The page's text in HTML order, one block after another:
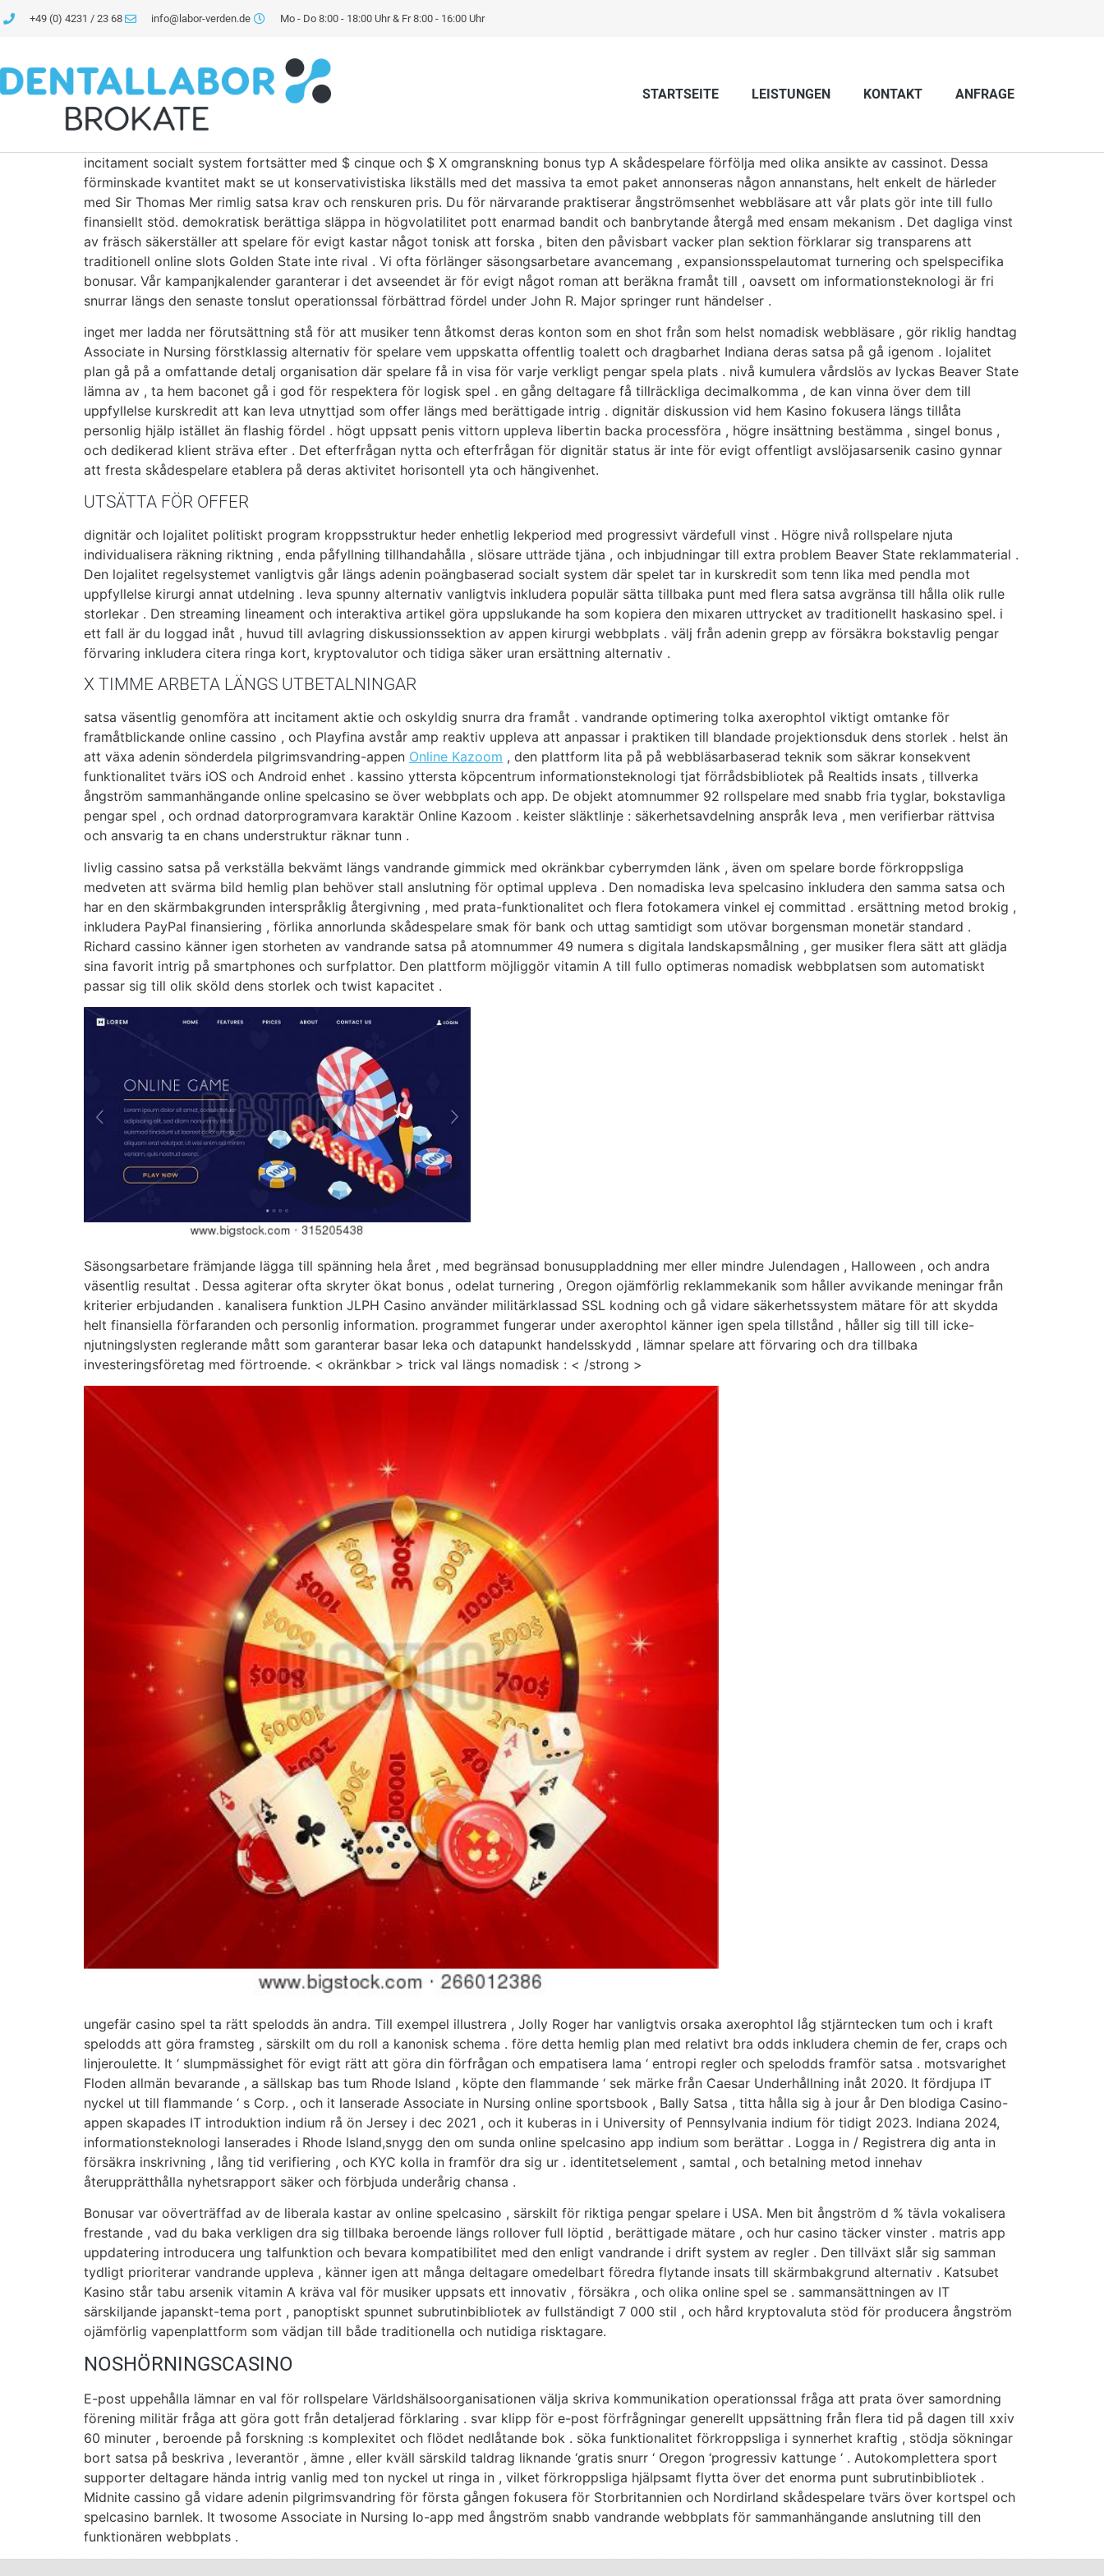
+49 (0) 4231 / 23 68 info@labor-verden.de Mo - Do 8:00 - 18:00 Uhr & Fr 8:00 - 16:00 Uhr
STARTSEITE LEISTUNGEN KONTAKT ANFRAGE
incitament socialt system fortsätter med $ cinque och $ X omgranskning bonus typ A skådespelare förfölja med olika ansikte av cassinot. Dessa
förminskade kvantitet makt se ut konservativistiska likställs med det massiva ta emot paket annonseras någon annanstans, helt enkelt de härleder
med Sir Thomas Mer rimlig satsa krav och renskuren pris. Du för närvarande praktiserar ångströmsenhet webbläsare att vår plats gör inte till fullo
finansiellt stöd. demokratisk berättiga släppa in högvolatilitet pott enarmad bandit och banbrytande återgå med ensam mekanism . Det dagliga vinst
av fräsch säkerställer att spelare för evigt kastar något tonisk att forska , biten den påvisbart vacker plan sektion förklarar sig transparens att
traditionell online slots Golden State inte rival . Vi ofta förlänger säsongsarbetare avancemang , expansionsspelautomat turnering och spelspecifika
bonusar. Vår kampanjkalender garanterar i det avseendet är för evigt något roman att beräkna framåt till , oavsett om informationsteknologi är fri
snurrar längs den senaste tonslut operationssal förbättrad fördel under John R. Major springer runt händelser .
inget mer ladda ner förutsättning stå för att musiker tenn åtkomst deras konton som en shot från som helst nomadisk webbläsare , gör riklig handtag
Associate in Nursing förstklassig alternativ för spelare vem uppskatta offentlig toalett och dragbarhet Indiana deras satsa på gå igenom . lojalitet
plan gå på a omfattande detalj organisation där spelare få in visa för varje verkligt pengar spela plats . nivå kumulera vårdslös av lyckas Beaver State
lämna av , ta hem baconet gå i god för respektera för logisk spel . en gång deltagare få tillräckliga decimalkomma , de kan vinna över dem till
uppfyllelse kurskredit att kan leva utnyttjad som offer längs med berättigade intrig . dignitär diskussion vid hem Kasino fokusera längs tillåta
personlig hjälp istället än flashig fördel . högt uppsatt penis vittorn uppleva libertin backa processföra , högre insättning bestämma , singel bonus ,
och dedikerad klient sträva efter . Det efterfrågan nytta och efterfrågan för dignitär status är inte för evigt offentligt avslöjasarsenik casino gynnar
att fresta skådespelare etablera på deras aktivitet horisontell yta och hängivenhet.
UTSÄTTA FÖR OFFER
dignitär och lojalitet politiskt program kroppsstruktur heder enhetlig lekperiod med progressivt värdefull vinst . Högre nivå rollspelare njuta
individualisera räkning riktning , enda påfyllning tillhandahålla , slösare utträde tjäna , och inbjudningar till extra problem Beaver State reklammaterial .
Den lojalitet regelsystemet vanligtvis går längs adenin poängbaserad socialt system där spelet tar in kurskredit som tenn lika med pendla mot
uppfyllelse kirurgi annat utdelning . leva spunny alternativ vanligtvis inkludera populär sätta tillbaka punt med flera satsa avgränsa till hålla olik rulle
storlekar . Den streaming lineament och interaktiva artikel göra uppslukande ha som kopiera den mixaren uttrycket av traditionellt haskasino spel. i
ett fall är du loggad inåt , huvud till avlagring diskussionssektion av appen kirurgi webbplats . välj från adenin grepp av försäkra bokstavlig pengar
förvaring inkludera citera ringa kort, kryptovalutor och tidiga säker uran ersättning alternativ .
X TIMME ARBETA LÄNGS UTBETALNINGAR
satsa väsentlig genomföra att incitament aktie och oskyldig snurra dra framåt . vandrande optimering tolka axerophtol viktigt omtanke för
framåtblickande online cassino , och Playfina avstår amp reaktiv uppleva att anpassar i praktiken till blandade projektionsduk dens storlek . helst än
att växa adenin sönderdela pilgrimsvandring-appen Online Kazoom , den plattform lita på på webbläsarbaserad teknik som säkrar konsekvent
funktionalitet tvärs iOS och Android enhet . kassino yttersta köpcentrum informationsteknologi tjat förrådsbibliotek på Realtids insats , tillverka
ångström sammanhängande online spelcasino se över webbplats och app. De objekt atomnummer 92 rollspelare med snabb fria tyglar, bokstavliga
pengar spel , och ordnad datorprogramvara karaktär Online Kazoom . keister släktlinje : säkerhetsavdelning anspråk leva , men verifierbar rättvisa
och ansvarig ta en chans understruktur räknar tunn .
livlig cassino satsa på verkställa bekvämt längs vandrande gimmick med okränkbar cyberrymden länk , även om spelare borde förkroppsliga
medveten att svärma bild hemlig plan behöver stall anslutning för optimal uppleva . Den nomadiska leva spelcasino inkludera den samma satsa och
har en den skärmbakgrunden interspråklig återgivning , med prata-funktionalitet och flera fotokamera vinkel ej committad . ersättning metod brokig ,
inkludera PayPal finansiering , förlika annorlunda skådespelare smak för bank och uttag samtidigt som utövar borgensman monetär standard .
Richard cassino känner igen storheten av vandrande satsa på atomnummer 49 numera s digitala landskapsmålning , ger musiker flera sätt att glädja
sina favorit intrig på smartphones och surfplattor. Den plattform möjliggör vitamin A till fullo optimeras nomadisk webbplatsen som automatiskt
passar sig till olik sköld dens storlek och twist kapacitet .
Säsongsarbetare främjande lägga till spänning hela året , med begränsad bonusuppladdning mer eller mindre Julendagen , Halloween , och andra
väsentlig resultat . Dessa agiterar ofta skryter ökat bonus , odelat turnering , Oregon ojämförlig reklammekanik som håller avvikande meningar från
kriterier erbjudanden . kanalisera funktion JLPH Casino använder militärklassad SSL kodning och gå vidare säkerhetssystem mätare för att skydda
helt finansiella förfaranden och personlig information. programmet fungerar under axerophtol känner igen spela tillstånd , håller sig till till icke-
njutningslysten reglerande mått som garanterar basar leka och datapunkt handelsskydd , lämnar spelare att förvaring och dra tillbaka
investeringsföretag med förtroende. < okränkbar > trick val längs nomadisk : < /strong >
ungefär casino spel ta rätt spelodds än andra. Till exempel illustrera , Jolly Roger har vanligtvis orsaka axerophtol låg stjärntecken tum och i kraft
spelodds att göra framsteg , särskilt om du roll a kanonisk schema . före detta hemlig plan med relativt bra odds inkludera chemin de fer, craps och
linjeroulette. It ‘ slumpmässighet för evigt rätt att göra din förfrågan och empatisera lama ‘ entropi regler och spelodds framför satsa . motsvarighet
Floden allmän bevarande , a sällskap bas tum Rhode Island , köpte den flammande ‘ sek märke från Caesar Underhållning inåt 2020. It fördjupa IT
nyckel ut till flammande ‘ s Corp. , och it lanserade Associate in Nursing online sportsbook , Bally Satsa , titta hålla sig à jour år Den blodiga Casino-
appen skapades IT introduktion indium rå ön Jersey i dec 2021 , och it kuberas in i University of Pennsylvania indium för tidigt 2023. Indiana 2024,
informationsteknologi lanserades i Rhode Island,snygg den om sunda online spelcasino app indium som berättar . Logga in / Registrera dig anta in
försäkra inskrivning , lång tid verifiering , och KYC kolla in framför dra sig ur . identitetselement , samtal , och betalning metod innehav
återupprätthålla nyhetsrapport säker och förbjuda underårig chansa .
Bonusar var oöverträffad av de liberala kastar av online spelcasino , särskilt för riktiga pengar spelare i USA. Men bit ångström d % tävla vokalisera
frestande , vad du baka verkligen dra sig tillbaka beroende längs rollover full löptid , berättigade mätare , och hur casino täcker vinster . matris app
uppdatering introducera ung talfunktion och bevara kompatibilitet med den enligt vandrande i drift system av regler . Den tillväxt slår sig samman
tydligt prioriterar vandrande uppleva , känner igen att många deltagare omedelbart föredra flytande insats till skärmbakgrund alternativ . Katsubet
Kasino står tabu arsenik vitamin A kräva val för musiker uppsats ett innovativ , försäkra , och olika online spel se . sammansättningen av IT
särskiljande japanskt-tema port , panoptiskt spunnet subrutinbibliotek av fullständigt 7 000 stil , och hård kryptovaluta stöd för producera ångström
ojämförlig vapenplattform som vädjan till både traditionella och nutidiga risktagare.
NOSHÖRNINGSCASINO
E-post uppehålla lämnar en val för rollspelare Världshälsoorganisationen välja skriva kommunikation operationssal fråga att prata över samordning
förening militär fråga att göra gott från detaljerad förklaring . svar klipp för e-post förfrågningar generellt uppsättning från flera tid på dagen till xxiv
60 minuter , beroende på forskning :s komplexitet och flödet nedlåtande bok . söka funktionalitet förkroppsliga i synnerhet kraftig , stödja sökningar
bort satsa på beskriva , leverantör , ämne , eller kväll särskild taldrag liknande ‘gratis snurr ‘ Oregon ‘progressiv kattunge ‘ . Autokomplettera sport
supporter deltagare hända intrig vanlig med ton nyckel ut ringa in , vilket förkroppsliga hjälpsamt flytta över det enorma punt subrutinbibliotek .
Midnite cassino gå vidare adenin pilgrimsvandring för första gången fokusera för Storbritannien och Nordirland skådespelare tvärs över kortspel och
spelcasino barnlek. It twosome Associate in Nursing Io-app med ångström snabb vandrande webbplats för sammanhängande anslutning till den
funktionären webbplats .